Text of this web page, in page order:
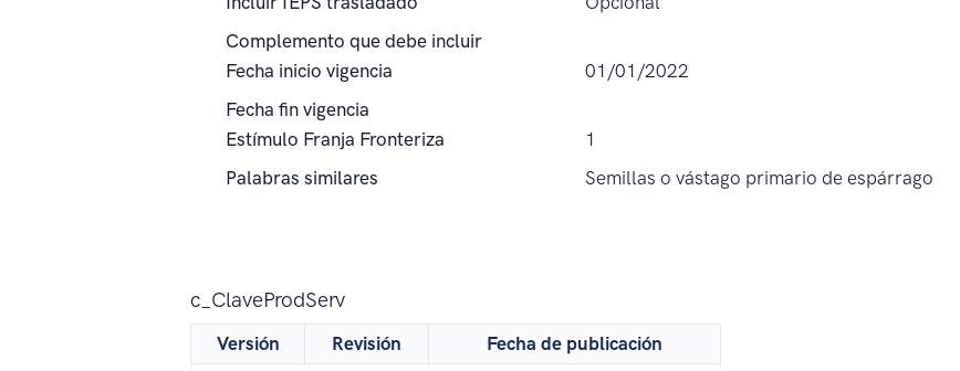
Complemento que debe incluir
Fecha inicio vigencia
01/01/2022
Fecha fin vigencia
Estímulo Franja Fronteriza
1
Palabras similares
Semillas o vástago primario de espárrago
c_ClaveProdServ
Versión Revisión
Fecha de publicación